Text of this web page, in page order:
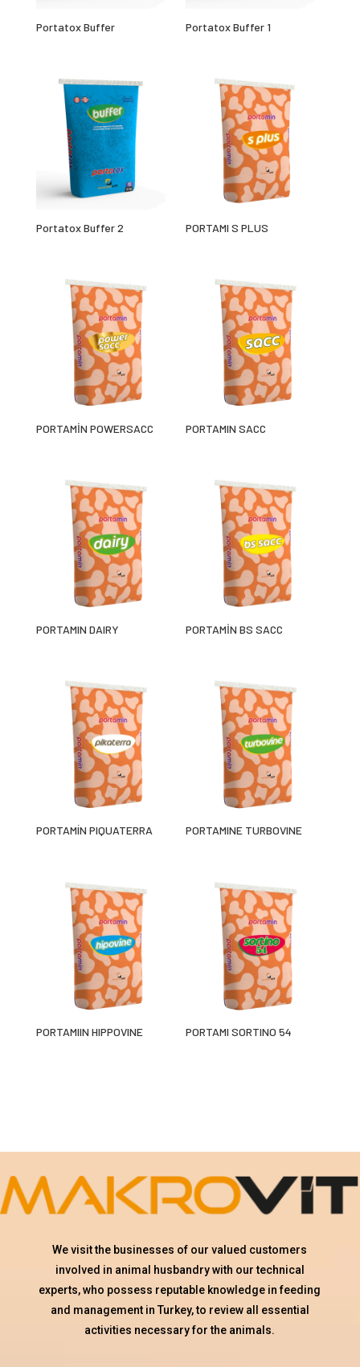
Portatox Buffer Portatox Buffer 1
Portatox Buffer 2 PORTAMI S PLUS
PORTAMİN POWERSACC PORTAMIN SACC
PORTAMIN DAIRY PORTAMİN BS SACC
PORTAMÍN PIQUATERRA PORTAMINE TURBOVINE
PORTAMIIN HIPPOVINE PORTAMI SORTINO 54
We visit the businesses of our valued customers
involved in animal husbandry with our technical
experts, who possess reputable knowledge in feeding
and management in Turkey, to review all essential
activities necessary for the animals.